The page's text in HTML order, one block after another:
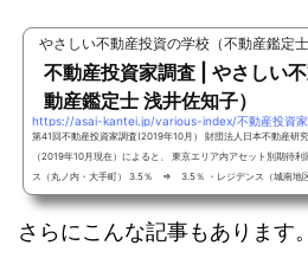
やさしい不動産投資の学校（不動産鑑定士
不動産投資家調査 | やさしい
動産鑑定士 浅井佐知子）
https://asai-kantei.jp/various-index/不動産投資
第41回不動産投資家調査(2019年10月） 財団法人日本不動産研
（2019年10月現在）によると、 東京エリア内アセット別期待
ス（丸ノ内・大手町） 3.5％ ⇒ 3.5％ ・レジデンス（城南
（銀座地区都心型高級専門店） 3.4％ ⇒ 3.4％ ・店舗（東京
4.4％ ⇒ 4.4％ 今回の調査で...
さらにこんな記事もあります。